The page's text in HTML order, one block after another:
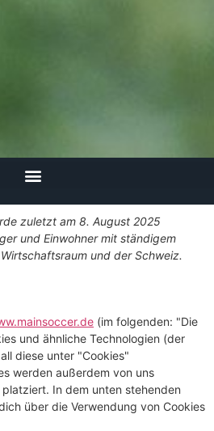
zuletzt am 8. August 2025
und Einwohner mit ständigem
und der Schweiz.
(im folgenden: "Die
und ähnliche Technologien (der
diese unter "Cookies"
werden außerdem von uns
In dem unten stehenden
über die Verwendung von Cookies